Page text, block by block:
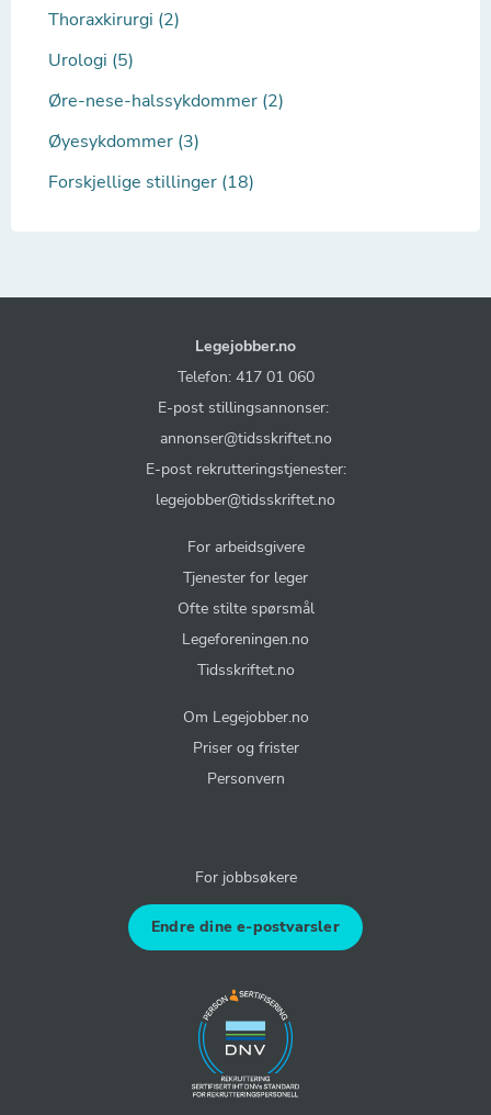
Thoraxkirurgi (2)
Urologi (5)
Øre-nese-halssykdommer (2)
Øyesykdommer (3)
Forskjellige stillinger (18)
Legejobber.no
Telefon: 417 01 060
E-post stillingsannonser:
annonser@tidsskriftet.no
E-post rekrutteringstjenester:
legejobber@tidsskriftet.no
For arbeidsgivere
Tjenester for leger
Ofte stilte spørsmål
Legeforeningen.no
Tidsskriftet.no
Om Legejobber.no
Priser og frister
Personvern
For jobbsøkere
Endre dine e-postvarsler